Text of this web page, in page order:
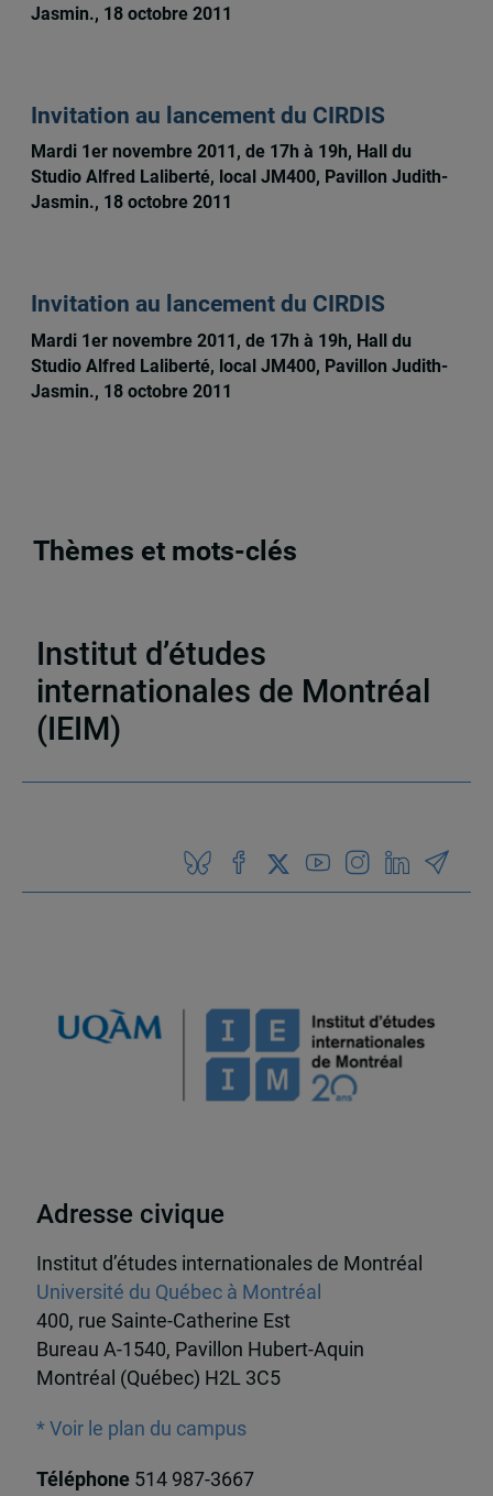
Jasmin., 18 octobre 2011
Invitation au lancement du CIRDIS
Mardi 1er novembre 2011, de 17h à 19h, Hall du
Studio Alfred Laliberté, local JM400, Pavillon Judith-
Jasmin., 18 octobre 2011
Invitation au lancement du CIRDIS
Mardi 1er novembre 2011, de 17h à 19h, Hall du
Studio Alfred Laliberté, local JM400, Pavillon Judith-
Jasmin., 18 octobre 2011
Thèmes et mots-clés
Institut d’études
internationales de Montréal
(IEIM)
Adresse civique
Institut d’études internationales de Montréal
Université du Québec à Montréal
400, rue Sainte-Catherine Est
Bureau A-1540, Pavillon Hubert-Aquin
Montréal (Québec) H2L 3C5
* Voir le plan du campus
Téléphone 514 987-3667